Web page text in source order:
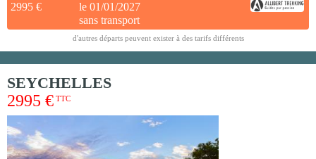
2995 €
le 01/01/2027
sans transport
d'autres départs peuvent exister à des tarifs différents
SEYCHELLES
2995 € TTC